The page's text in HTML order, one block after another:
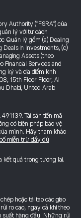
Authority ("FSRA") của
lý với tư cách
Quản lý gồm (a) Dealing
Deals in Investments, (c)
Assets (theo
Financial Services and
ký và địa điểm kinh
15th Floor Floor, Al
Dhabi, United Arab
Tài sản tiền mã
có biện pháp bảo vệ
mình. Hãy tham khảo
miễn trừ đầy đủ
kết quả trong tương lai.
hoặc tái tạo các giao
ro cao, ngay cả khi theo
suất hàng đầu. Những rủi